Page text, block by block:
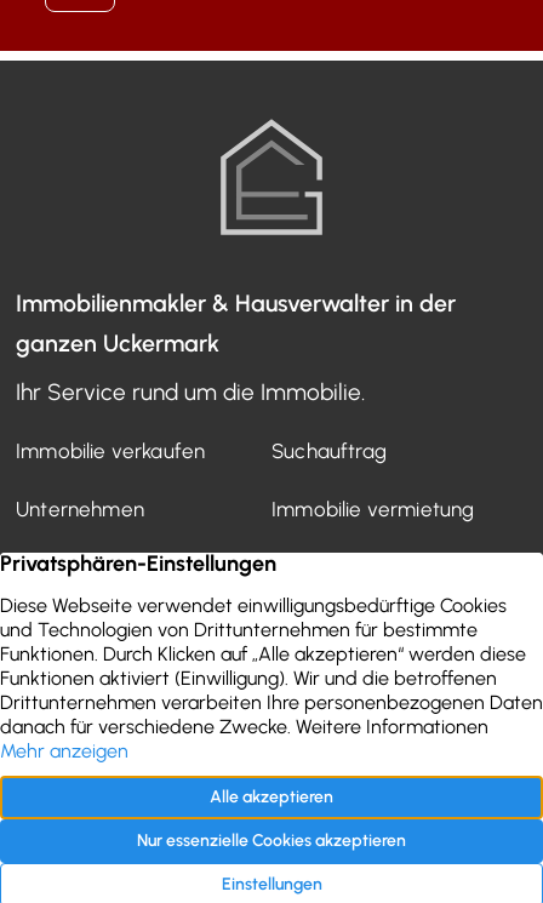
Immobilienmakler & Hausverwalter in der
ganzen Uckermark
Ihr Service rund um die Immobilie.
Immobilie verkaufen Suchauftrag
Unternehmen Immobilie vermietung
Mietverwaltung Kundenstimmen
Finanzierung WEG-Verwaltung
Aktuelles Wertermittlung
Immobilien-Ratgeber Kontakt
Datenschutz
Folgen Sie uns